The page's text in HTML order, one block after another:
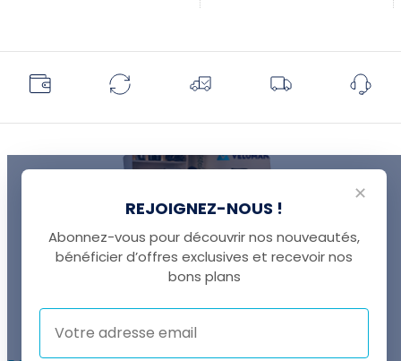
UNE QUESTION ?
+41 22 307 02 00
✕
REJOIGNEZ-NOUS !
Abonnez-vous pour découvrir nos nouveautés,
bénéficier d’offres exclusives et recevoir nos
bons plans